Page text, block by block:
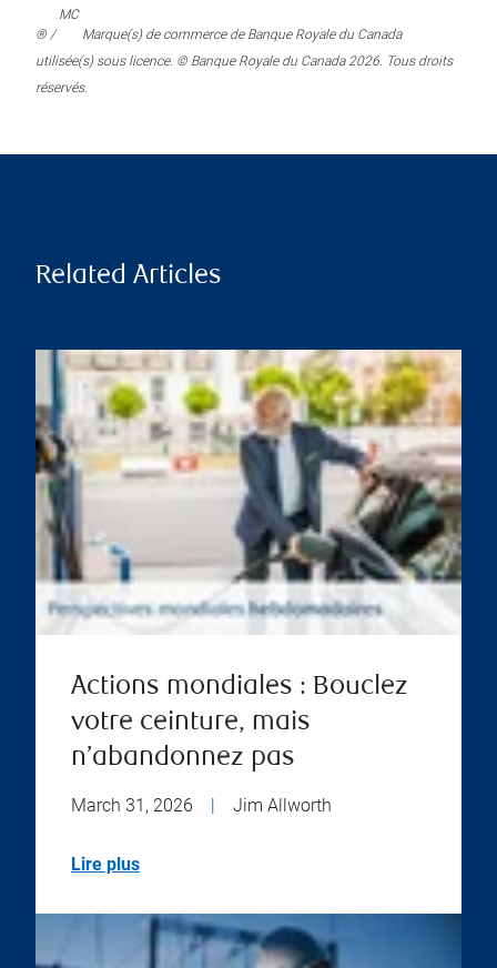
® /
MC
Marque(s) de commerce de Banque Royale du Canada
utilisée(s) sous licence. © Banque Royale du Canada 2026. Tous droits
réservés.
Related Articles
Actions mondiales : Bouclez
votre ceinture, mais
n’abandonnez pas
March 31, 2026 Jim Allworth
Lire plus